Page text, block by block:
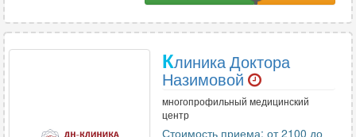
пункционная биопсия лимфоузла 47
пункционная биопсия мышц
пункционная биопсия мягких тканей
Клиника Доктора
Назимовой
многопрофильный медицинский
центр
Стоимость приема: от 2100 до